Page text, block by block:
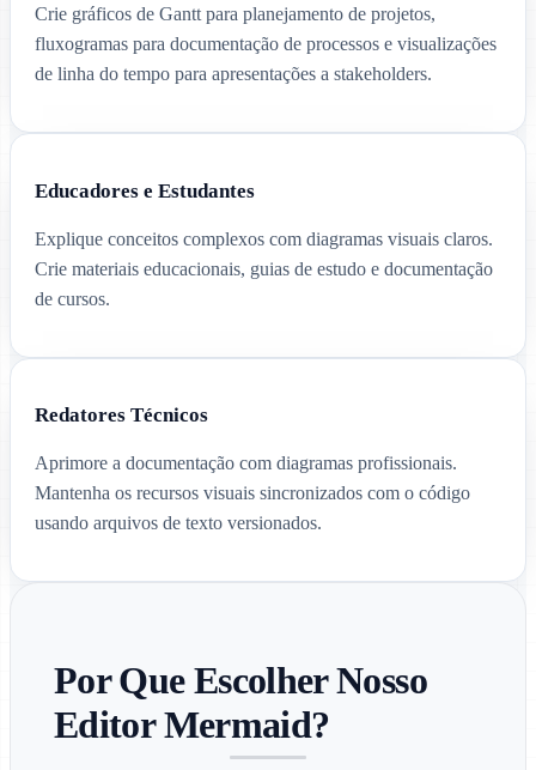
Crie gráficos de Gantt para planejamento de projetos,
fluxogramas para documentação de processos e visualizações
de linha do tempo para apresentações a stakeholders.
Educadores e Estudantes
Explique conceitos complexos com diagramas visuais claros.
Crie materiais educacionais, guias de estudo e documentação
de cursos.
Redatores Técnicos
Aprimore a documentação com diagramas profissionais.
Mantenha os recursos visuais sincronizados com o código
usando arquivos de texto versionados.
Por Que Escolher Nosso
Editor Mermaid?